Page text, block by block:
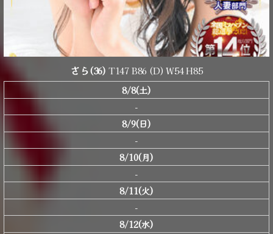
さら(36) T147 B86 (D) W54 H85
8/8(土)
-
8/9(日)
-
8/10(月)
-
8/11(火)
-
8/12(水)